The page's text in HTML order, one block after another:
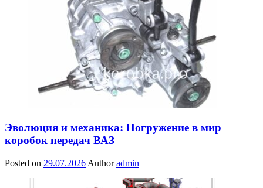
Эволюция и механика: Погружение в мир
коробок передач ВАЗ
Posted on 29.07.2026 Author admin